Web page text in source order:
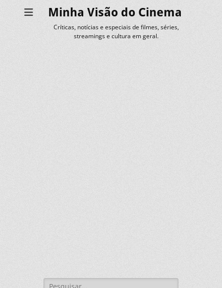
Minha Visão do Cinema
Críticas, notícias e especiais de filmes, séries,
streamings e cultura em geral.
Pesquisar